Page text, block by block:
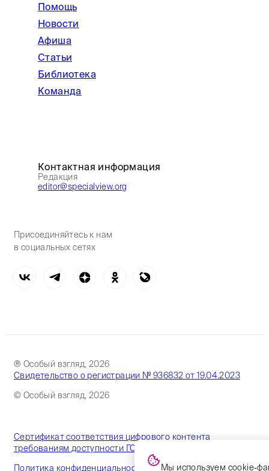
Помощь
Новости
Афиша
Статьи
Библиотека
Команда
Контактная информация
Редакция
editor@specialview.org
Присоединяйтесь к нам
в социальных сетях
® Особый взгляд, 2026
Свидетельство о регистрации № 936832 от 19.04.2023
© Особый взгляд, 2026
Сертификат соответствия цифрового контента
требованиям доступности ГОСТ
Политика конфиденциальности Мы используем cookie-